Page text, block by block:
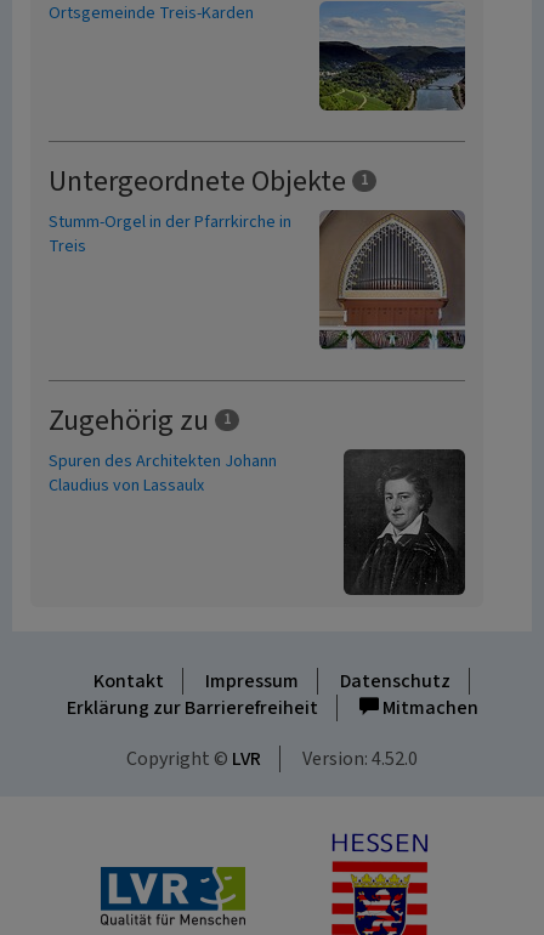
Ortsgemeinde Treis-Karden
Untergeordnete Objekte 1
Stumm-Orgel in der Pfarrkirche in
Treis
Zugehörig zu 1
Spuren des Architekten Johann
Claudius von Lassaulx
Kontakt Impressum
Datenschutz
Erklärung zur Barrierefreiheit
Mitmachen
Copyright © LVR Version: 4.52.0